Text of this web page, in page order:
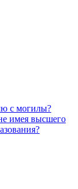
с могилы?
имея высшего